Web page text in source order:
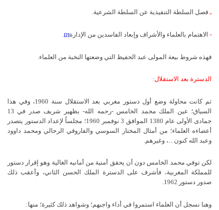
ـفصل السلطة التنفيذية عن السلطة الشرعية.
- الاهتمام بالعلماء والأشراف وإبعاد الفاسدين من الإدارة [2]
فهذه شروط بيعة المولى عبد الحفيظ التي وضعتها النخبة من العلماء.
الدسترة بعد الاستقلال:
ثم كانت محاولة وضع أول دستور مغربي بعد الاستقلال سنة 1960، وفي هذا
السياق؛ عين الملك محمد الخامس -رحمه الله- بظهير شريف صدر في 13
جمادى الأولى عام 1380 الموافق 3 نوفمبر 1960؛ مجلساً لإعداد الدستور يتصدر
أعضاءه العلماء؛ من أمثال المختار السوسي والفاروقي الرحالي ومحمد داوود
وعبد الله كنون ...، وغيرهم.
لكن توفي محمد الخامس دون أن يحقق أمنية من أمانيه الغالية وهو إقرار دستور
للمملكة المغربية، فأشرف على الدسترة الملك الحسن الثاني، وأعقب ذلك
صدور دستور 1962.
وهنا نسجل أن العلماء استمروا في أداء واجبهم؛ وشواهد ذلك كثيرة؛ منها: